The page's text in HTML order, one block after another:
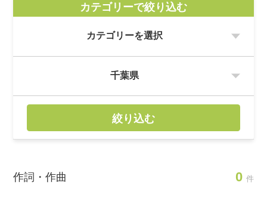
カテゴリーで絞り込む
絞り込む
作詞・作曲 0 件